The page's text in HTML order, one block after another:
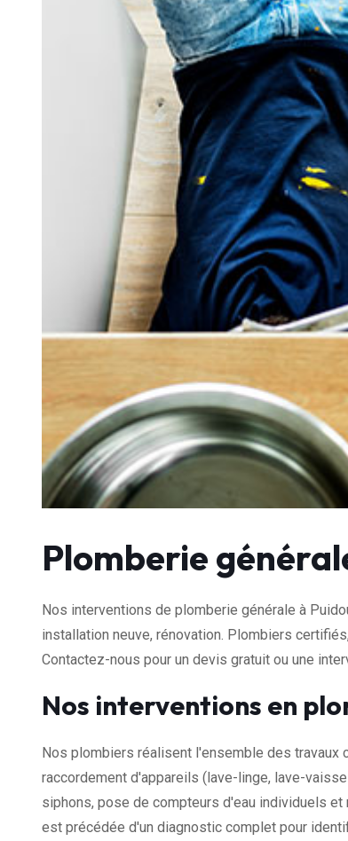
Plomberie
Nos interventions de plomberie générale à
installation neuve, rénovation. Plombiers
Contactez-nous pour un devis gratuit ou une
Nos interventions en
Nos plombiers réalisent l'ensemble des travaux
raccordement d'appareils (lave-linge, lave-
siphons, pose de compteurs d'eau individuels
est précédée d'un diagnostic complet pour